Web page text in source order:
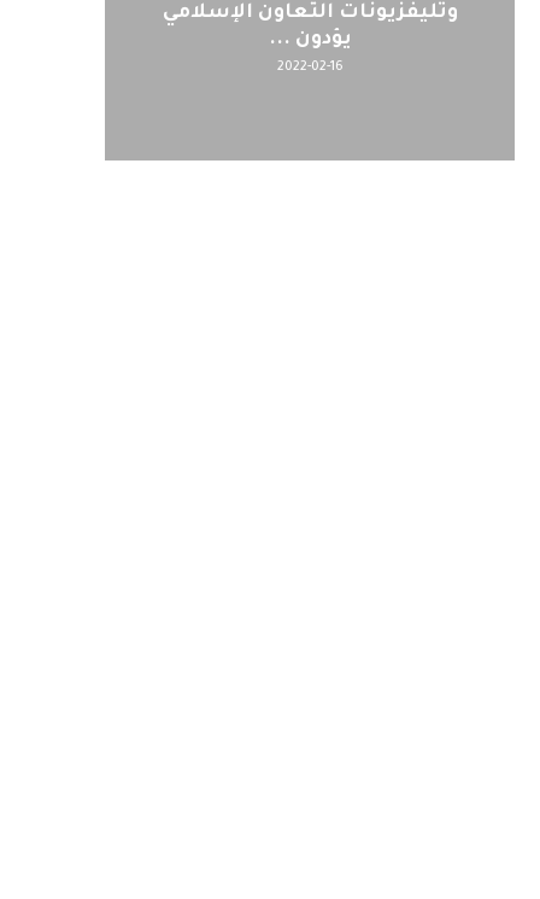
وتليفزيونات التعاون الإسلامي
يؤدون ...
2022-02-16